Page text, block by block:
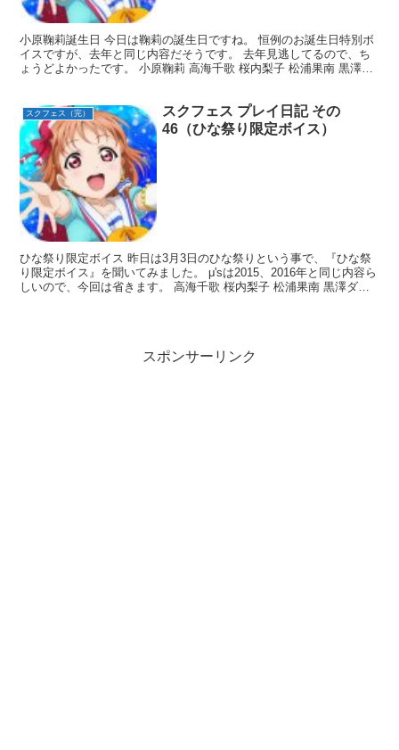
小原鞠莉誕生日 今日は鞠莉の誕生日ですね。 恒例のお誕生日特別ボ
イスですが、去年と同じ内容だそうです。 去年見逃してるので、ち
ょうどよかったです。 小原鞠莉 高海千歌 桜内梨子 松浦果南 黒澤ダ
スクフェス（完）
スクフェス プレイ日記 その
46（ひな祭り限定ボイス）
ひな祭り限定ボイス 昨日は3月3日のひな祭りという事で、『ひな祭
り限定ボイス』を聞いてみました。 μ'sは2015、2016年と同じ内容ら
しいので、今回は省きます。 高海千歌 桜内梨子 松浦果南 黒澤ダイ
スポンサーリンク